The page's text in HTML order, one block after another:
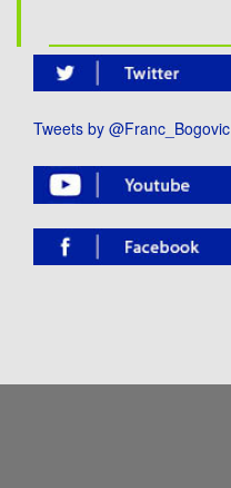
Tweets by @Franc_Bogovic